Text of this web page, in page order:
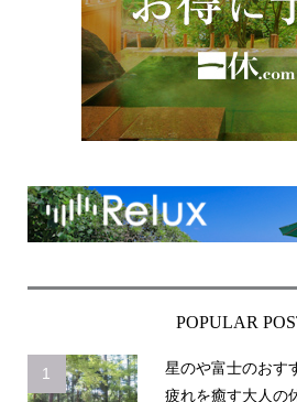
POPULAR
1
星のや富士のおす
疲れを癒す大人の